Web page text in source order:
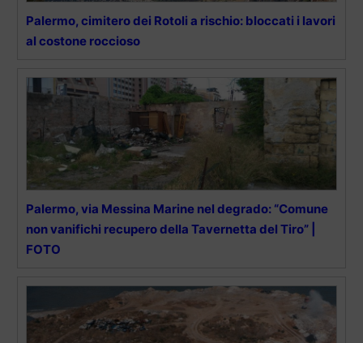
Palermo, cimitero dei Rotoli a rischio: bloccati i lavori
al costone roccioso
Palermo, via Messina Marine nel degrado: “Comune
non vanifichi recupero della Tavernetta del Tiro” |
FOTO